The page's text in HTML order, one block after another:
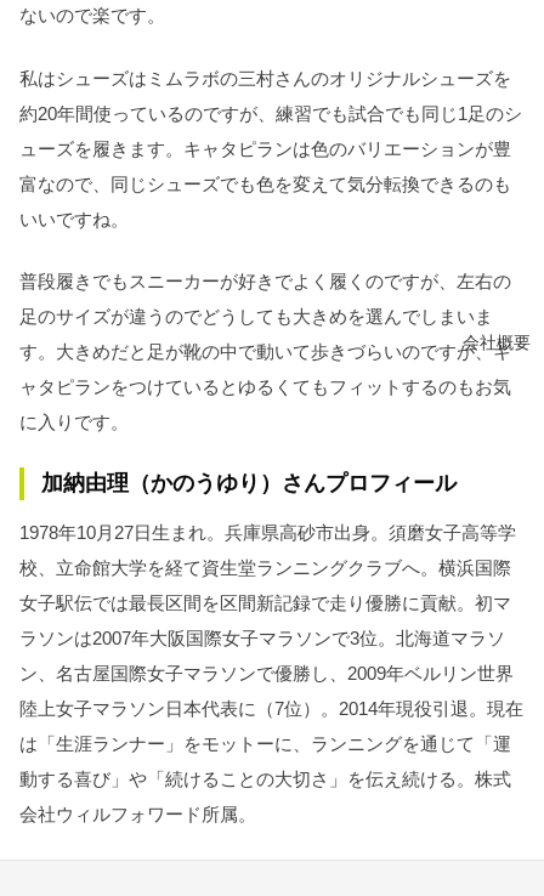
会社概要
ないので楽です。
私はシューズはミムラボの三村さんのオリジナルシューズを
約20年間使っているのですが、練習でも試合でも同じ1足のシ
ューズを履きます。キャタピランは色のバリエーションが豊
富なので、同じシューズでも色を変えて気分転換できるのも
いいですね。
普段履きでもスニーカーが好きでよく履くのですが、左右の
足のサイズが違うのでどうしても大きめを選んでしまいま
す。大きめだと足が靴の中で動いて歩きづらいのですが、キ
ャタピランをつけているとゆるくてもフィットするのもお気
に入りです。
加納由理（かのうゆり）さんプロフィール
1978年10月27日生まれ。兵庫県高砂市出身。須磨女子高等学
校、立命館大学を経て資生堂ランニングクラブへ。横浜国際
女子駅伝では最長区間を区間新記録で走り優勝に貢献。初マ
ラソンは2007年大阪国際女子マラソンで3位。北海道マラソ
ン、名古屋国際女子マラソンで優勝し、2009年ベルリン世界
陸上女子マラソン日本代表に（7位）。2014年現役引退。現在
は「生涯ランナー」をモットーに、ランニングを通じて「運
動する喜び」や「続けることの大切さ」を伝え続ける。株式
会社ウィルフォワード所属。